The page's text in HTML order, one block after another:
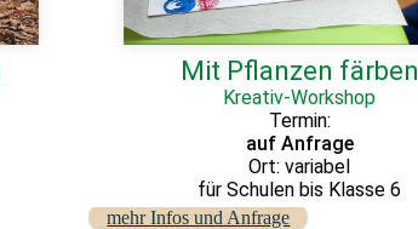
Mit Pflanzen färben
Kreativ-Workshop
Termin:
auf Anfrage
Ort: variabel
für Schulen bis Klasse 6
mehr Infos und Anfrage